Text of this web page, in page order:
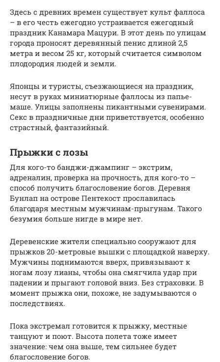
Здесь с древних времен существует культ фаллоса
– в его честь ежегодно устраивается ежегодный
праздник Канамара Мацури. В этот день по улицам
города проносят деревянный пенис длиной 2,5
метра и весом 25 кг, который считается символом
плодородия людей и земли.
Японцы и туристы, съезжающиеся на праздник,
несут в руках миниатюрные фаллосы из папье-
маше. Улицы заполнены пикантными сувенирами.
Секс в праздничные дни приветствуется, особенно
страстный, фантазийный.
Прыжки с лозы
Для кого-то банджи-джампинг – экстрим,
адреналин, проверка на прочность, для кого-то –
способ получить благословение богов. Деревня
Бунлап на острове Пентекост прославилась
благодаря местным мужчинам-прыгунам. Такого
безумия больше нигде в мире нет.
Деревенские жители специально сооружают для
прыжков 20-метровые вышки с площадкой наверху.
Мужчины поднимаются вверх, привязывают к
ногам лозу лианы, чтобы она смягчила удар при
падении и прыгают головой вниз. Без страховки. В
момент прыжка они, похоже, не задумываются о
последствиях.
Пока экстремал готовится к прыжку, местные
танцуют и поют. Высота полета тоже имеет
значение: чем она выше, тем сильнее будет
благословение богов.